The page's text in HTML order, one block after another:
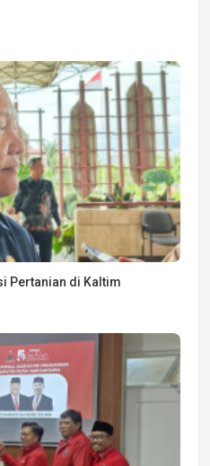
Pertanian di Kaltim